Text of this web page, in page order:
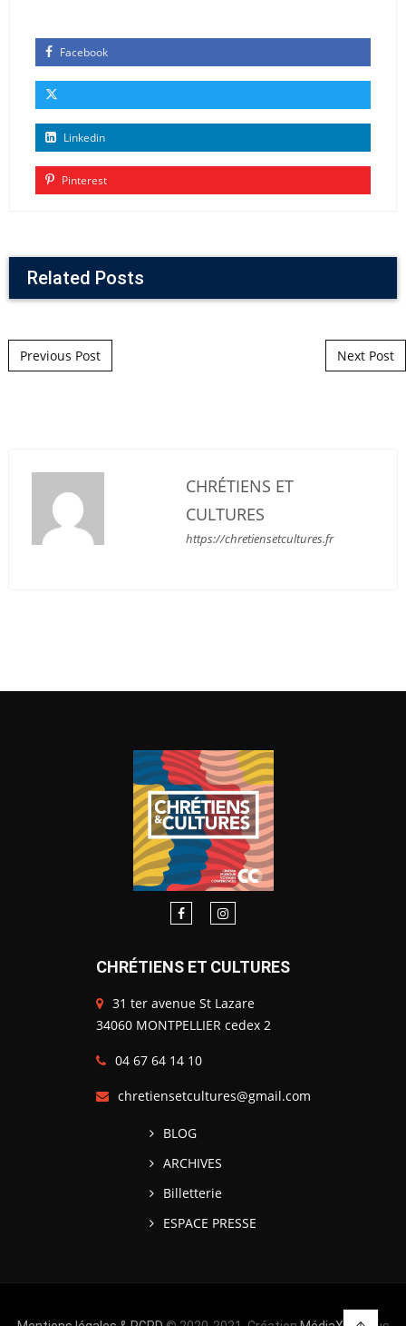
Facebook
Linkedin
Pinterest
Related Posts
Post navigation
Previous Post Next Post
CHRÉTIENS ET
CULTURES
https://chretiensetcultures.fr
CHRÉTIENS ET CULTURES
31 ter avenue St Lazare
34060 MONTPELLIER cedex 2
04 67 64 14 10
chretiensetcultures@gmail.com
BLOG
ARCHIVES
Billetterie
ESPACE PRESSE